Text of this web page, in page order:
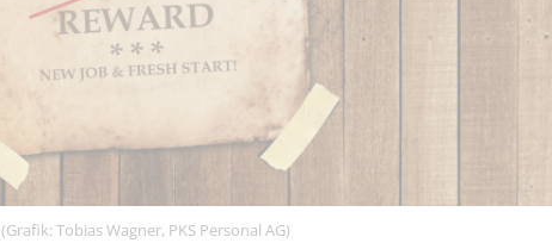
(Grafik: Tobias Wagner, PKS Personal AG)
(m,w,d) für
(m/w/d)